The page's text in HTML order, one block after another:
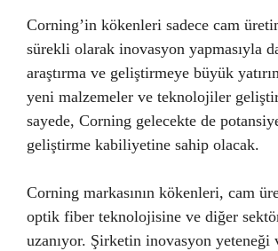
Corning’in kökenleri sadece cam
sürekli olarak inovasyon yapmasıyla
araştırma ve geliştirmeye büyük
yeni malzemeler ve teknolojiler
sayede, Corning gelecekte de
geliştirme kabiliyetine sahip olacak.
Corning markasının kökenleri, cam
optik fiber teknolojisine ve diğer
uzanıyor. Şirketin inovasyon yeteneği